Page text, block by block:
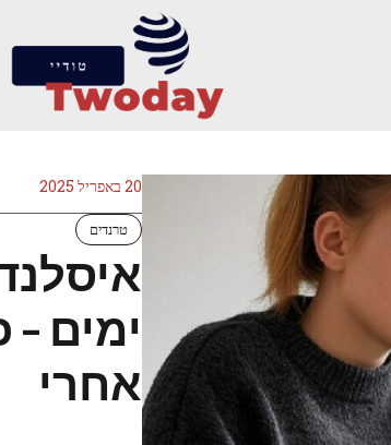
20 באפריל 2025
טרנדים
אחרי